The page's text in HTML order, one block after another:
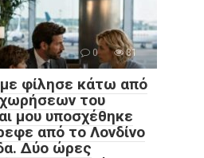
0 81
φίλησε κάτω από
του
μου υποσχέθηκε
από το Λονδίνο
Δύο ώρες